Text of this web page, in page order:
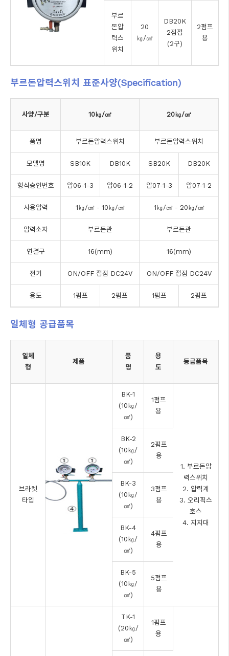
부르
돈압
력스
위치
20
㎏/㎠
DB20K
2점접
(2구)
2펌프
용
부르돈압력스위치 표준사양(Specification)
사양/구분 10㎏/㎠ 20㎏/㎠
품명 부르돈압력스위치 부르돈압력스위치
모델명 SB10K DB10K SB20K DB20K
형식승인번호 압06-1-3 압06-1-2 압07-1-3 압07-1-2
사용압력 1㎏/㎠ - 10㎏/㎠ 1㎏/㎠ - 20㎏/㎠
압력소자 부르돈관 부르돈관
연결구 16(mm) 16(mm)
전기 ON/OFF 접점 DC24V ON/OFF 접점 DC24V
용도 1펌프 2펌프 1펌프 2펌프
일체형 공급품목
일체
형
제품
품
명
용
도
동급품목
브라켓
타입
BK-1
(10㎏/
㎠)
1펌프
용
1. 부르돈압
력스위치
2. 압력계
3. 오리픽스
호스
4. 지지대
BK-2
(10㎏/
㎠)
2펌프
용
BK-3
(10㎏/
㎠)
3펌프
용
BK-4
(10㎏/
㎠)
4펌프
용
BK-5
(10㎏/
㎠)
5펌프
용
TK-1
(20㎏/
㎠)
1펌프
용